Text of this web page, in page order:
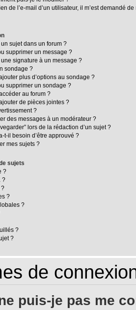
de l’e-mail d’un utilisateur, il m’est demandé de
sujet dans un forum ?
supprimer un message ?
signature à un message ?
sondage ?
plus d’options au sondage ?
supprimer un sondage ?
au forum ?
de pièces jointes ?
?
des messages à un modérateur ?
lors de la rédaction d’un sujet ?
t-il besoin d’être approuvé ?
mes sujets ?
sujets
?
?
?
?
?
?
?
de
puis-je pas me